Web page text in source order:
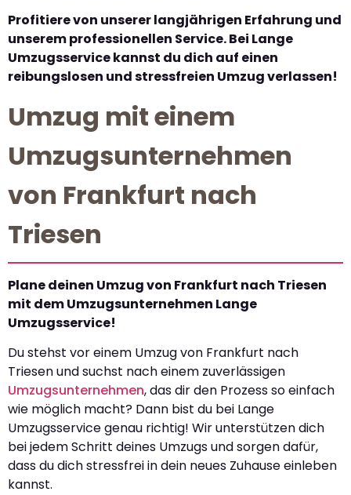
Profitiere von unserer langjährigen Erfahrung und
unserem professionellen Service. Bei Lange
Umzugsservice kannst du dich auf einen
reibungslosen und stressfreien Umzug verlassen!
Umzug mit einem
Umzugsunternehmen
von Frankfurt nach
Triesen
Plane deinen Umzug von Frankfurt nach Triesen
mit dem Umzugsunternehmen Lange
Umzugsservice!
Du stehst vor einem Umzug von Frankfurt nach
Triesen und suchst nach einem zuverlässigen
Umzugsunternehmen, das dir den Prozess so einfach
wie möglich macht? Dann bist du bei Lange
Umzugsservice genau richtig! Wir unterstützen dich
bei jedem Schritt deines Umzugs und sorgen dafür,
dass du dich stressfrei in dein neues Zuhause einleben
kannst.